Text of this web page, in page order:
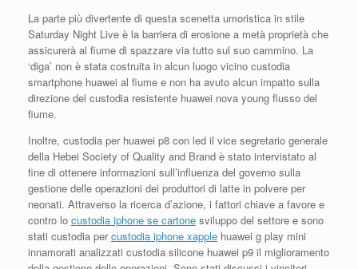
La parte più divertente di questa scenetta umoristica in stile
Saturday Night Live è la barriera di erosione a metà proprietà che
assicurerà al fiume di spazzare via tutto sul suo cammino. La
‘diga’ non è stata costruita in alcun luogo vicino custodia
smartphone huawei al fiume e non ha avuto alcun impatto sulla
direzione del custodia resistente huawei nova young flusso del
fiume.
Inoltre, custodia per huawei p8 con led il vice segretario generale
della Hebei Society of Quality and Brand è stato intervistato al
fine di ottenere informazioni sull’influenza del governo sulla
gestione delle operazioni dei produttori di latte in polvere per
neonati. Attraverso la ricerca d’azione, i fattori chiave a favore e
contro lo custodia iphone se cartone sviluppo del settore e sono
stati custodia percustodia iphone xapple huawei g play mini
innamorati analizzati custodia silicone huawei p9 il ​​miglioramento